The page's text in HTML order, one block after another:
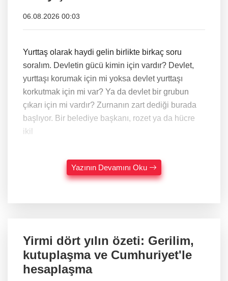
06.08.2026 00:03
Yurttaş olarak haydi gelin birlikte birkaç soru
soralım. Devletin gücü kimin için vardır? Devlet,
yurttaşı korumak için mi yoksa devlet yurttaşı
korkutmak için mi var? Ya da devlet bir grubun
çıkarı için mi vardır? Zurnanın zart dediği burada
başlıyor. Bir belediye başkanı, rozet ya da hücre
ikil
Yazının Devamını Oku
Yirmi dört yılın özeti: Gerilim,
kutuplaşma ve Cumhuriyet'le
hesaplaşma